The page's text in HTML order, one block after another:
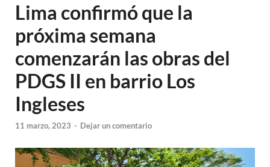
Lima confirmó que la
próxima semana
comenzarán las obras del
PDGS II en barrio Los
Ingleses
11 marzo, 2023 - Dejar un comentario